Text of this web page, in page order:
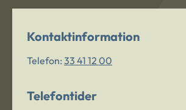
Kontaktinformation
Telefon: 33 41 12 00
Telefontider